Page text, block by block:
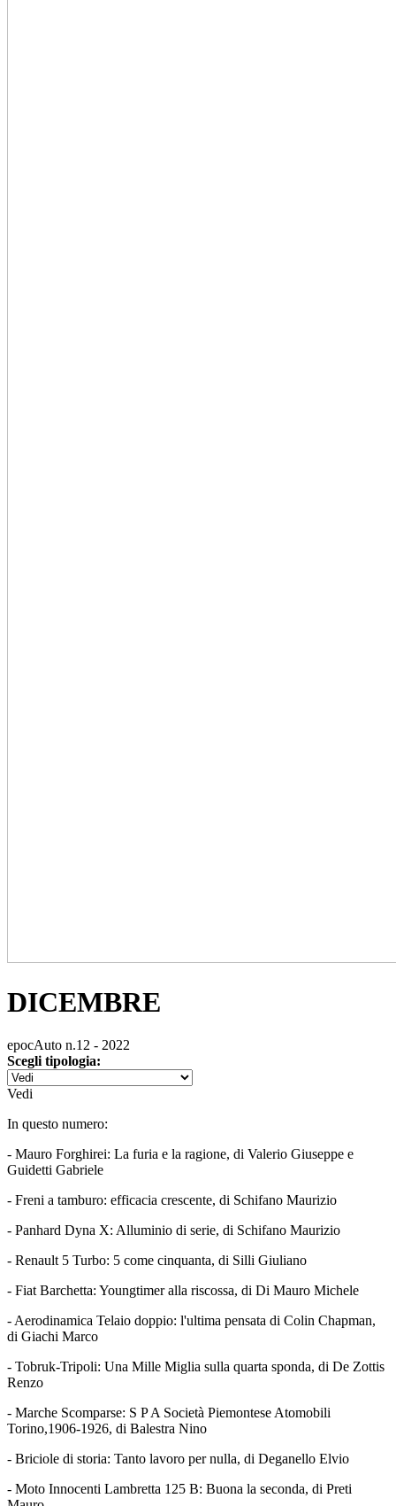
DICEMBRE
epocAuto n.12 - 2022
Scegli tipologia:
Vedi
In questo numero:
- Mauro Forghirei: La furia e la ragione, di Valerio Giuseppe e
Guidetti Gabriele
- Freni a tamburo: efficacia crescente, di Schifano Maurizio
- Panhard Dyna X: Alluminio di serie, di Schifano Maurizio
- Renault 5 Turbo: 5 come cinquanta, di Silli Giuliano
- Fiat Barchetta: Youngtimer alla riscossa, di Di Mauro Michele
- Aerodinamica Telaio doppio: l'ultima pensata di Colin Chapman,
di Giachi Marco
- Tobruk-Tripoli: Una Mille Miglia sulla quarta sponda, di De Zottis
Renzo
- Marche Scomparse: S P A Società Piemontese Atomobili
Torino,1906-1926, di Balestra Nino
- Briciole di storia: Tanto lavoro per nulla, di Deganello Elvio
- Moto Innocenti Lambretta 125 B: Buona la seconda, di Preti